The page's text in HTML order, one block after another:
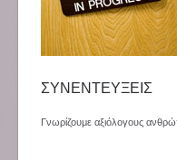
ΣΥΝΕΝΤΕΥΞΕΙΣ
Γνωρίζουμε αξιόλογους